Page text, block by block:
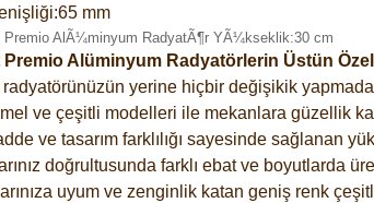
mm
Premio Alüminyum Radyatörlerin Üstün
radyatörünüzün yerine hiçbir değişikik
ve çeşitli modelleri ile mekanlara güzellik
ve tasarım farklılığı sayesinde sağlanan
doğrultusunda farklı ebat ve boyutlarda
uyum ve zenginlik katan geniş renk